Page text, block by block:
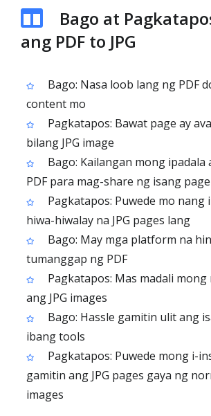
Bago at
ang PDF to JPG
Bago: Nasa loob lang ng PDF
content mo
Pagkatapos: Bawat page ay
bilang JPG image
Bago: Kailangan mong
PDF para mag-share ng isang page
Pagkatapos: Puwede mo nang
hiwa-hiwalay na JPG pages lang
Bago: May mga platform na
tumanggap ng PDF
Pagkatapos: Mas madali
ang JPG images
Bago: Hassle gamitin ulit ang
ibang tools
Pagkatapos: Puwede mong i-
gamitin ang JPG pages gaya ng
images